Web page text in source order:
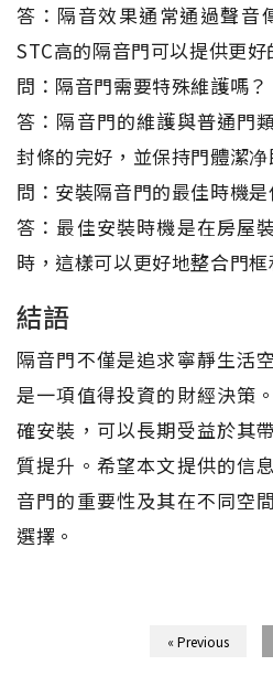
答：隔音效果通常通過聲音
STC高的隔音門可以提供更好
問：隔音門需要特殊維護嗎？
答：隔音門的維護與普通門
封條的完好，並保持門體潔净
問：安裝隔音門的最佳時機是
答：最佳安裝時機是在房屋
時，這樣可以更好地整合門框
結語
隔音門不僅是追求寧靜生活
是一項值得投資的財經決策
確安裝，可以長期受益於其
質提升。希望本文提供的信
音門的重要性及其在不同空
選擇。
« Previous